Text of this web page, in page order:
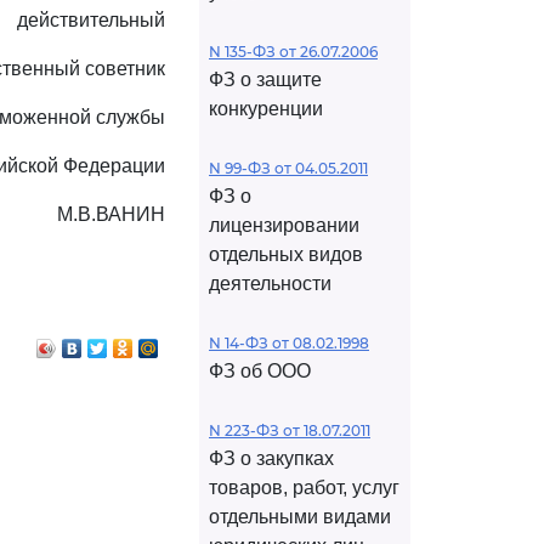
действительный
советник
службы
Федерации
М.В.ВАНИН
N 135-ФЗ от 26.07.2006
ФЗ о защите
конкуренции
N 99-ФЗ от 04.05.2011
ФЗ о
лицензировании
отдельных видов
деятельности
N 14-ФЗ от 08.02.1998
ФЗ об ООО
N 223-ФЗ от 18.07.2011
ФЗ о закупках
товаров, работ, услуг
отдельными видами